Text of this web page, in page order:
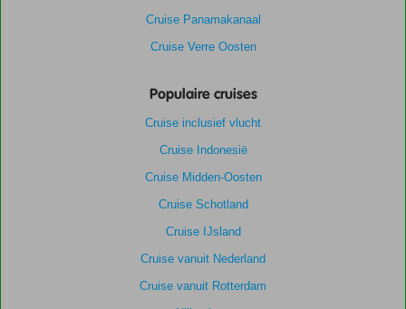
Cruise Panamakanaal
Cruise Verre Oosten
Populaire cruises
Cruise inclusief vlucht
Cruise Indonesië
Cruise Midden-Oosten
Cruise Schotland
Cruise IJsland
Cruise vanuit Nederland
Cruise vanuit Rotterdam